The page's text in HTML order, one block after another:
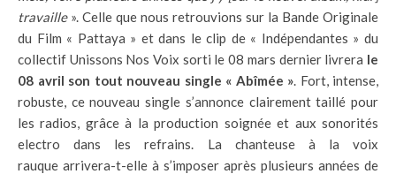
travaille». Celle que nous retrouvions sur la Bande Originale
du Film « Pattaya » et dans le clip de « Indépendantes » du
collectif Unissons Nos Voix sorti le 08 mars dernier livrera le
08 avril son tout nouveau single « Abîmée ». Fort, intense,
robuste, ce nouveau single s’annonce clairement taillé pour
les radios, grâce à la production soignée et aux sonorités
electro dans les refrains. La chanteuse à la voix
rauque arrivera-t-elle à s’imposer après plusieurs années de